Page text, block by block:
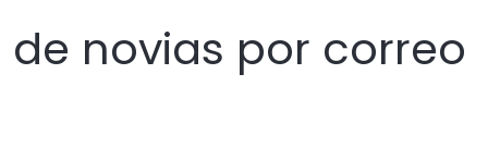
de novias por correo